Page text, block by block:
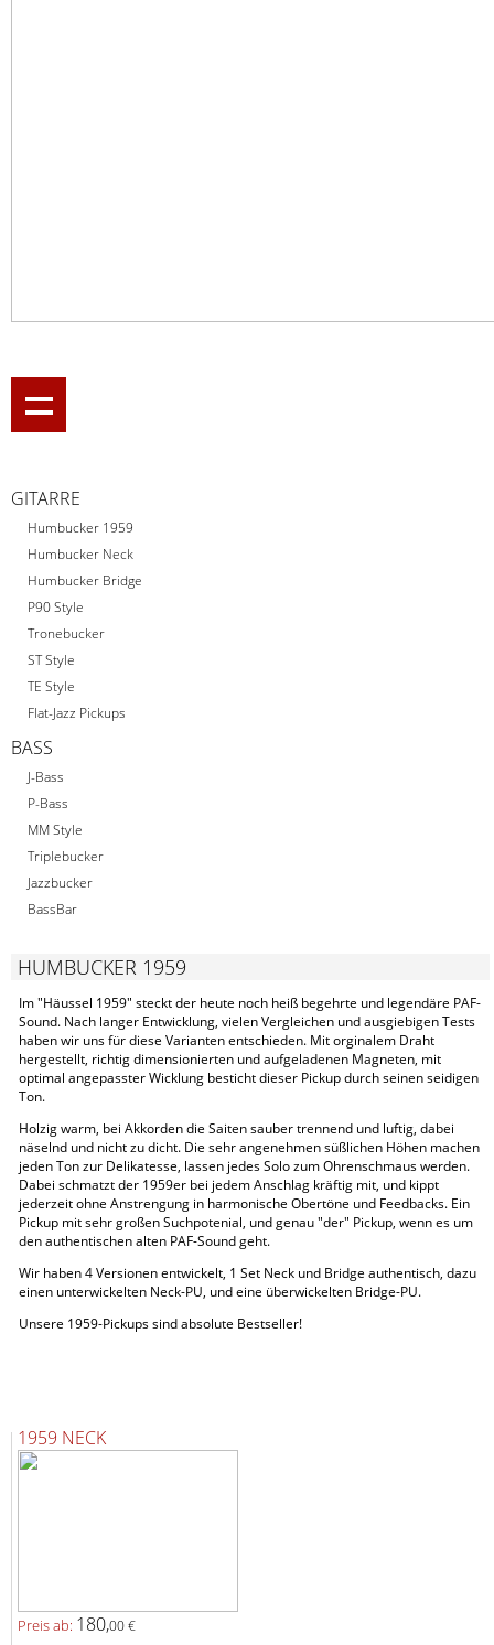
GITARRE
Humbucker 1959
Humbucker Neck
Humbucker Bridge
P90 Style
Tronebucker
ST Style
TE Style
Flat-Jazz Pickups
BASS
J-Bass
P-Bass
MM Style
Triplebucker
Jazzbucker
BassBar
HUMBUCKER 1959
Im "Häussel 1959" steckt der heute noch heiß begehrte und legendäre PAF-
Sound. Nach langer Entwicklung, vielen Vergleichen und ausgiebigen Tests
haben wir uns für diese Varianten entschieden. Mit orginalem Draht
hergestellt, richtig dimensionierten und aufgeladenen Magneten, mit
optimal angepasster Wicklung besticht dieser Pickup durch seinen seidigen
Ton.
Holzig warm, bei Akkorden die Saiten sauber trennend und luftig, dabei
näselnd und nicht zu dicht. Die sehr angenehmen süßlichen Höhen machen
jeden Ton zur Delikatesse, lassen jedes Solo zum Ohrenschmaus werden.
Dabei schmatzt der 1959er bei jedem Anschlag kräftig mit, und kippt
jederzeit ohne Anstrengung in harmonische Obertöne und Feedbacks. Ein
Pickup mit sehr großen Suchpotenial, und genau "der" Pickup, wenn es um
den authentischen alten PAF-Sound geht.
Wir haben 4 Versionen entwickelt, 1 Set Neck und Bridge authentisch, dazu
einen unterwickelten Neck-PU, und eine überwickelten Bridge-PU.
Unsere 1959-Pickups sind absolute Bestseller!
1959 NECK
Preis ab: 180,00 €